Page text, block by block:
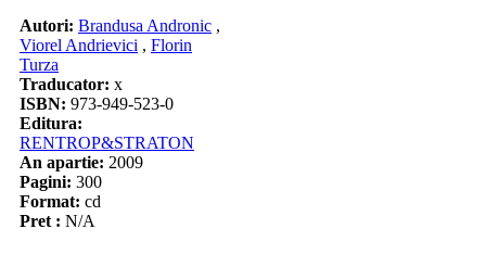
Autori: Brandusa Andronic ,
Viorel Andrievici , Florin
Turza
Traducator: x
ISBN: 973-949-523-0
Editura:
RENTROP&STRATON
An apartie: 2009
Pagini: 300
Format: cd
Pret : N/A